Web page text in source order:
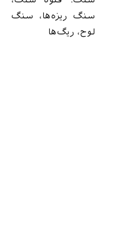
سنگ ریزه‌ها، سنگ
لوح، ریگ‌ها